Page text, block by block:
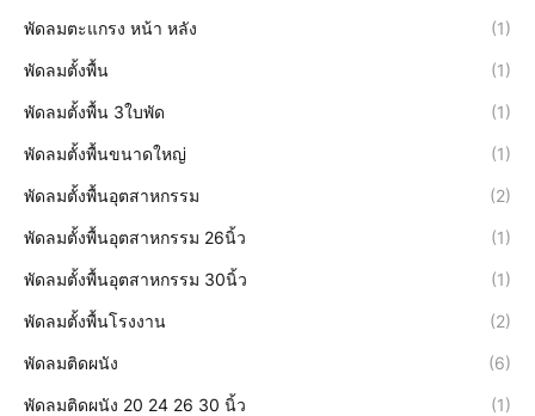
พัดลมตะแกรง หน้า หลัง (1)
พัดลมตั้งพื้น (1)
พัดลมตั้งพื้น 3ใบพัด (1)
พัดลมตั้งพื้นขนาดใหญ่ (1)
พัดลมตั้งพื้นอุตสาหกรรม (2)
พัดลมตั้งพื้นอุตสาหกรรม 26นิ้ว (1)
พัดลมตั้งพื้นอุตสาหกรรม 30นิ้ว (1)
พัดลมตั้งพื้นโรงงาน (2)
พัดลมติดผนัง (6)
พัดลมติดผนัง 20 24 26 30 นิ้ว (1)